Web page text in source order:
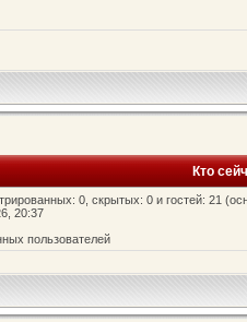
Кто
0, скрытых: 0 и гостей: 21
20:37
пользователей